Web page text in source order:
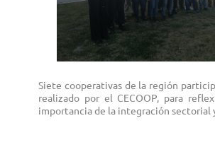
Siete cooperativas de la región
realizado por el CECOOP, para
importancia de la integración sectorial